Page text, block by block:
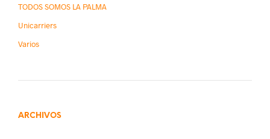
TODOS SOMOS LA PALMA
Unicarriers
Varios
ARCHIVOS